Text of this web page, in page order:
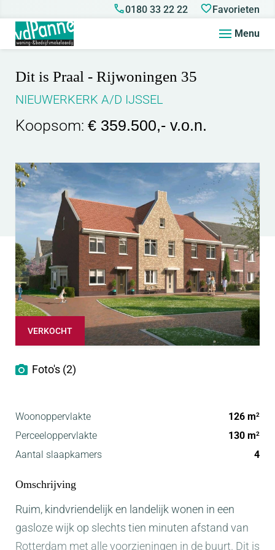
0180 33 22 22 Favorieten
Menu
Dit is Praal - Rijwoningen 35
NIEUWERKERK A/D IJSSEL
Koopsom: € 359.500,- v.o.n.
VERKOCHT
Foto's (2)
Woonoppervlakte 126 m2
Perceeloppervlakte 130 m2
Aantal slaapkamers 4
Omschrijving
Ruim, kindvriendelijk en landelijk wonen in een
gasloze wijk op slechts tien minuten afstand van
Rotterdam met alle voorzieningen in de buurt. Dit is